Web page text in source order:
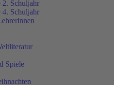
2. Schuljahr
4. Schuljahr
Spiele